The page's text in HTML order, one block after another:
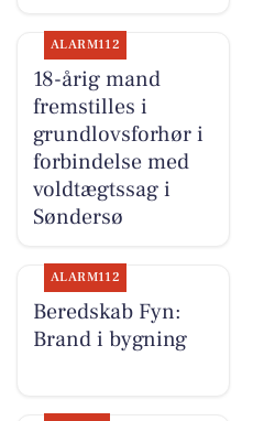
ALARM112
18-årig mand
fremstilles i
grundlovsforhør i
forbindelse med
voldtægtssag i
Søndersø
ALARM112
Beredskab Fyn:
Brand i bygning